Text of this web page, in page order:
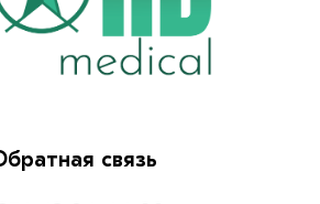
связь